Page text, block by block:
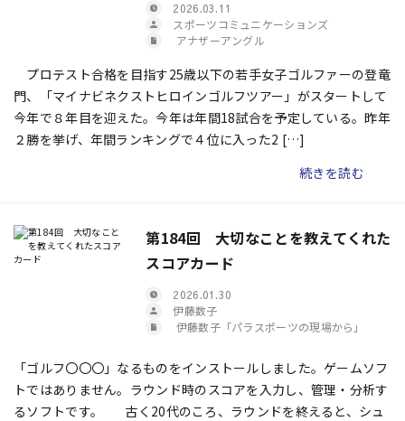
2026.03.11
スポーツコミュニケーションズ
アナザーアングル
プロテスト合格を目指す25歳以下の若手女子ゴルファーの登竜
門、「マイナビネクストヒロインゴルフツアー」がスタートして
今年で８年目を迎えた。今年は年間18試合を予定している。昨年
２勝を挙げ、年間ランキングで４位に入った2 […]
続きを読む
第184回 大切なことを教えてくれた
スコアカード
2026.01.30
伊藤数子
伊藤数子「パラスポーツの現場から」
「ゴルフ〇〇〇」なるものをインストールしました。ゲームソフ
トではありません。ラウンド時のスコアを入力し、管理・分析す
るソフトです。 古く20代のころ、ラウンドを終えると、シュ